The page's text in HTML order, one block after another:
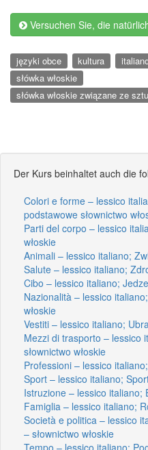
Versuchen Sie, die
języki obce kultura
słówka włoskie
słówka włoskie związane ze
Der Kurs beinhaltet auch die
Colori e forme – lessico
podstawowe słownictwo
Parti del corpo – lessico
włoskie
Animali – lessico italiano;
Salute – lessico italiano;
Cibo – lessico italiano;
Nazionalità – lessico
włoskie
Vestiti – lessico italiano;
Mezzi di trasporto – lessico
słownictwo włoskie
Professioni – lessico
Sport – lessico italiano;
Istruzione – lessico italiano;
Famiglia – lessico italiano;
Società e politica – lessico
– słownictwo włoskie
Tempo – lessico italiano;